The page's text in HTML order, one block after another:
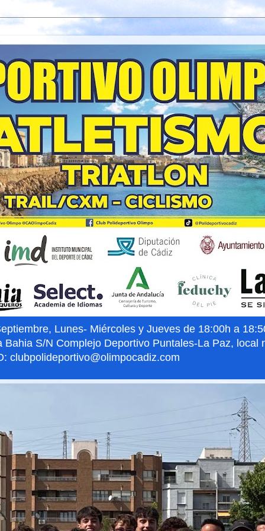
Lunes- Miércoles y Jueves de 18:00h a
Bahia S/N Complejo Deportivo Puntales-La Paz, local
clubpolideportivo@olimpocadiz.com